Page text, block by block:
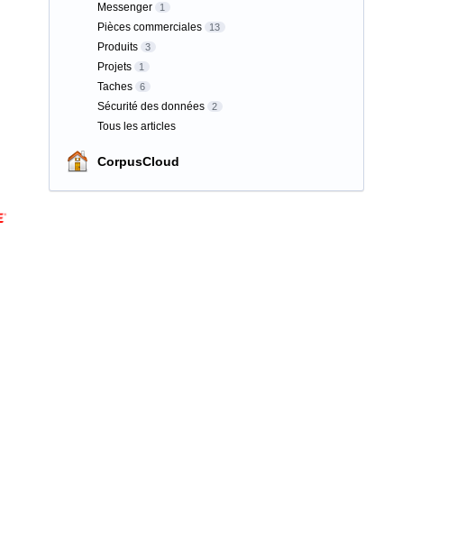
Messenger 1
Pièces commerciales 13
Produits 3
Projets 1
Taches 6
Sécurité des données 2
Tous les articles
CorpusCloud